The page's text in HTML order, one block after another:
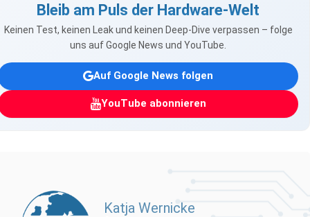
Bleib am Puls der Hardware-Welt
Keinen Test, keinen Leak und keinen Deep-Dive verpassen – folge
uns auf Google News und YouTube.
Auf Google News folgen
YouTube abonnieren
Katja Wernicke